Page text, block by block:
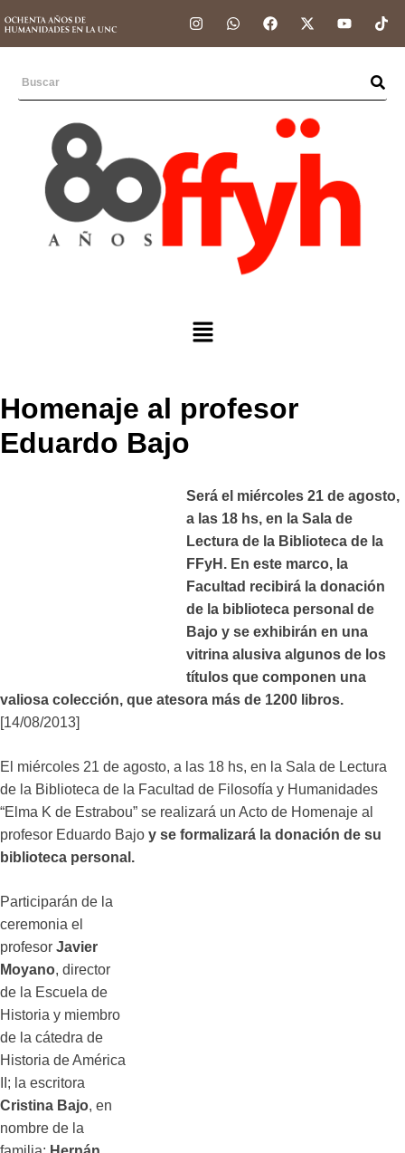
Homenaje al profesor
Eduardo Bajo
Será el miércoles 21 de agosto,
a las 18 hs, en la Sala de
Lectura de la Biblioteca de la
FFyH. En este marco, la
Facultad recibirá la donación
de la biblioteca personal de
Bajo y se exhibirán en una
vitrina alusiva algunos de los
títulos que componen una
valiosa colección, que atesora más de 1200 libros.
[14/08/2013]
El miércoles 21 de agosto, a las 18 hs, en la Sala de Lectura
de la Biblioteca de la Facultad de Filosofía y Humanidades
“Elma K de Estrabou” se realizará un Acto de Homenaje al
profesor Eduardo Bajo y se formalizará la donación de su
biblioteca personal.
Participarán de la
ceremonia el
profesor Javier
Moyano, director
de la Escuela de
Historia y miembro
de la cátedra de
Historia de América
II; la escritora
Cristina Bajo, en
nombre de la